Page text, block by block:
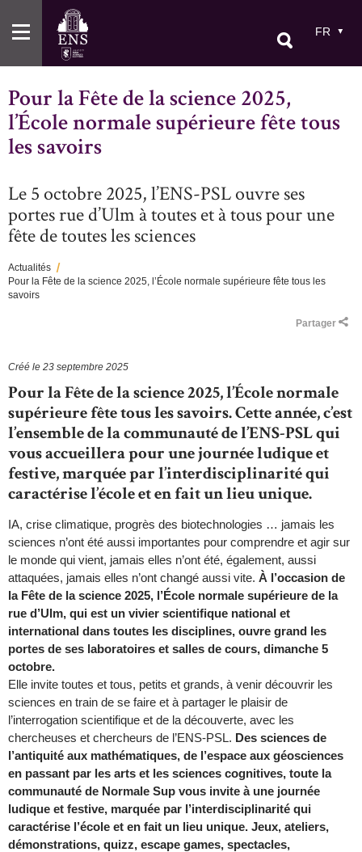
au
contenu
FR
Pour la Fête de la science 2025,
l’École normale supérieure fête tous
les savoirs
Le 5 octobre 2025, l’ENS-PSL ouvre ses
portes rue d’Ulm à toutes et à tous pour une
fête de toutes les sciences
Fil
Actualités
Pour la Fête de la science 2025, l’École normale supérieure fête tous les
savoirs
Partager
Créé le 23 septembre 2025
Pour la Fête de la science 2025, l’École normale
supérieure fête tous les savoirs. Cette année, c’est
l’ensemble de la communauté de l’ENS-PSL qui
vous accueillera pour une journée ludique et
festive, marquée par l’interdisciplinarité qui
caractérise l’école et en fait un lieu unique.
IA, crise climatique, progrès des biotechnologies … jamais les
sciences n’ont été aussi importantes pour comprendre et agir sur
le monde qui vient, jamais elles n’ont été, également, aussi
attaquées, jamais elles n’ont changé aussi vite. À l’occasion de
la Fête de la science 2025, l’École normale supérieure de la
rue d’Ulm, qui est un vivier scientifique national et
international dans toutes les disciplines, ouvre grand les
portes de ses laboratoires et salles de cours, dimanche 5
octobre.
Elle invite toutes et tous, petits et grands, à venir découvrir les
sciences en train de se faire et à partager le plaisir de
l’interrogation scientifique et de la découverte, avec les
chercheuses et chercheurs de l’ENS-PSL. Des sciences de
l’antiquité aux mathématiques, de l’espace aux géosciences
en passant par les arts et les sciences cognitives, toute la
communauté de Normale Sup vous invite à une journée
ludique et festive, marquée par l’interdisciplinarité qui
caractérise l’école et en fait un lieu unique. Jeux, ateliers,
démonstrations, quizz, escape games, spectacles,